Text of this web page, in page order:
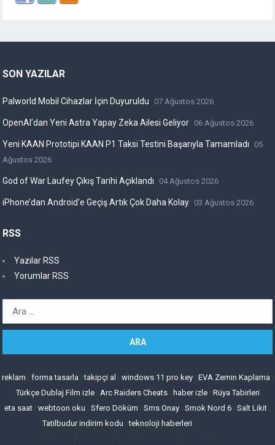
SON YAZILAR
Palworld Mobil Cihazlar İçin Duyuruldu 07 Ağustos 2026
OpenAI’dan Yeni Astra Yapay Zeka Ailesi Geliyor 06 Ağustos 2026
Yeni KAAN Prototipi KAAN P1 Taksi Testini Başarıyla Tamamladı
05
Ağustos 2026
God of War Laufey Çıkış Tarihi Açıklandı 04 Ağustos 2026
iPhone’dan Android’e Geçiş Artık Çok Daha Kolay 03 Ağustos 2026
RSS
Yazılar RSS
Yorumlar RSS
Arama:
reklam forma tasarla |takipçi al windows 11 pro key| EVA Zemin Kaplama
Türkçe Dublaj Film izle| Arc Raiders Cheats| haber izle| Rüya Tabirleri
eta saat webtoon oku Sfero Döküm Sms Onay Smok Nord 6 Salt Likit
Tatilbudur indirim kodu |teknoloji haberleri|